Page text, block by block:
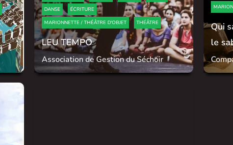
DANSE
ÉCRITURE
MARIONNETTE / THÉÂTRE D'OBJET
THÉÂTRE
LEU TEMPO
Association de Gestion du Séchoir
Qui
le